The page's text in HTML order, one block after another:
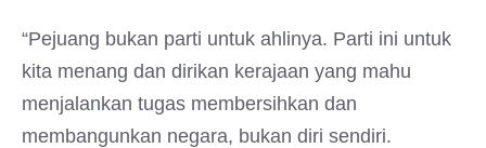
“Pejuang bukan parti untuk ahlinya. Parti ini untuk
kita menang dan dirikan kerajaan yang mahu
menjalankan tugas membersihkan dan
membangunkan negara, bukan diri sendiri.